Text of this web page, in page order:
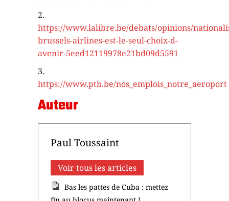
2.
https://www.lalibre.be/debats/opinions/
brussels-airlines-est-le-seul-choix-d-
avenir-5eed12119978e21bd09d5591
3.
https://www.ptb.be/nos_emplois_notre_aeroport
Auteur
Paul Toussaint
Voir tous les articles
Bas les pattes de Cuba : mettez